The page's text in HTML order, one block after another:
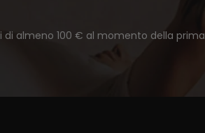
di almeno 100 € al momento della prima